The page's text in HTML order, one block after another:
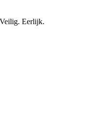
Eerlijk.